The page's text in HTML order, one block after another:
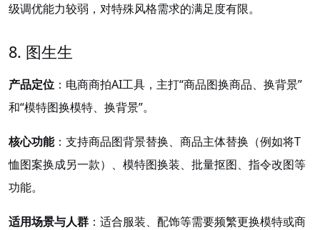
级调优能力较弱，对特殊风格需求的满足度有限。
8. 图生生
产品定位 ：电商商拍AI工具，主打“商品图换商品、换背景”
和“模特图换模特、换背景”。
核心功能：支持商品图背景替换、商品主体替换（例如将T
恤图案换成另一款）、模特图换装、批量抠图、指令改图等
功能。
适用场景与人群 ：适合服装、配饰等需要频繁更换模特或商